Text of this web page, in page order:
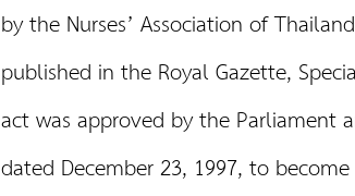
by the Nurses’ Association of
published in the Royal Gazette,
act was approved by the Parliament
dated December 23, 1997, to